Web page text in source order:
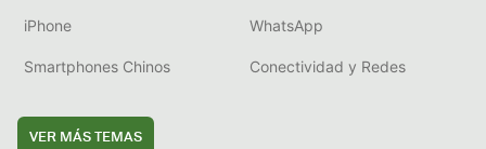
iPhone WhatsApp
Smartphones Chinos Conectividad y Redes
VER MÁS TEMAS